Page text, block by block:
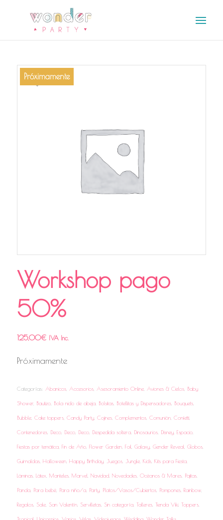
Próximamente
Workshop pago
50%
125,00€ IVA Inc.
Próximamente
Categorías: Abanicos, Accesorios, Asesoramiento Online, Aviones & Cielos, Baby
Shower, Bautizo, Bola nido de abeja, Bolsitas, Botellitas y Dispensadores, Bouquets,
Bubble, Cake toppers, Candy Party, Cojines, Complementos, Comunión, Confetti,
Contenedores, Deco, Deco, Deco, Despedida soltera, Dinosaurios, Disney, Espacio,
Fiestas por temática, Fin de Año, Flower Garden, Foil Galaxy, Gender Reveal Globos,
Guirnaldas, Halloween, Happy Birthday, Juegos, Jungle, Kids, Kits para Fiesta,
Láminas, Látex Manteles, Marvel Navidad, Novedades, Océanos & Mares, Pajitas,
Panda, Para bebé, Para niño/a, Party, Platos/Vasos/Cubiertos, Pompones, Rainbow,
Regalos, Sale, San Valentín, Servilletas, Sin categoría, Talleres, Tienda Viki, Toppers,